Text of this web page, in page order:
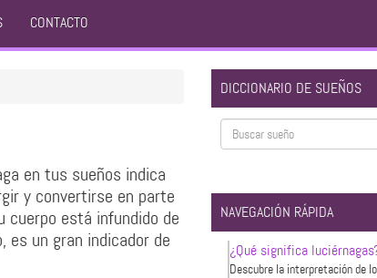
CONTACTO
en tus sueños indica
y convertirse en parte
cuerpo está infundido de
es un gran indicador de
DICCIONARIO DE SUEÑOS
NAVEGACIÓN RÁPIDA
¿Qué significa
Descubre la interpretación de